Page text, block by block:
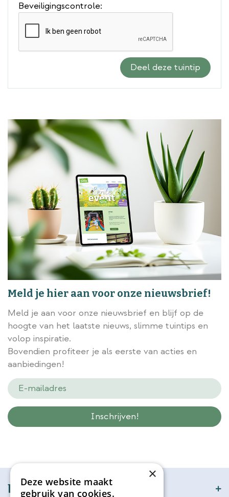
Beveiligingscontrole:
Meld je hier aan voor onze nieuwsbrief!
Meld je aan voor onze nieuwsbrief en blijf op de
hoogte van het laatste nieuws, slimme tuintips en
volop inspiratie.
Bovendien profiteer je als eerste van acties en
aanbiedingen!
bijSTOX
×
Deze website maakt
gebruik van cookies.